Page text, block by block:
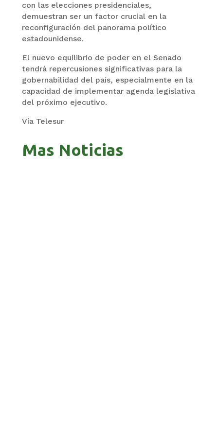
con las elecciones presidenciales,
demuestran ser un factor crucial en la
reconfiguración del panorama político
estadounidense.
El nuevo equilibrio de poder en el Senado
tendrá repercusiones significativas para la
gobernabilidad del país, especialmente en la
capacidad de implementar agenda legislativa
del próximo ejecutivo.
Vía Telesur
Mas Noticias